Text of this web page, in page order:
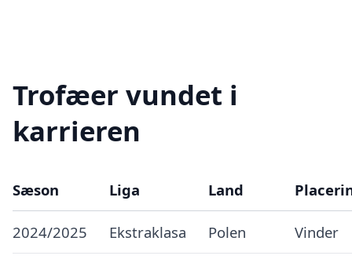
Trofæer vundet i
karrieren
Sæson Liga Land
2024/2025 Ekstraklasa Polen Vinder